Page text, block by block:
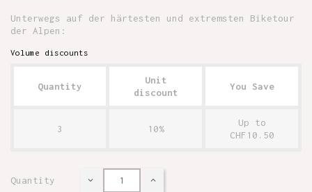
Unterwegs auf der härtesten und extremsten Biketour
der Alpen:
Volume discounts
Quantity
Unit
discount
You Save
3 10%
Up to
CHF10.50
Quantity